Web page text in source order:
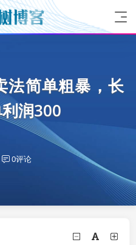
法简单粗暴，长
润300
0评论